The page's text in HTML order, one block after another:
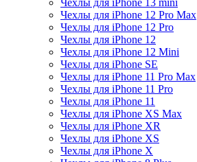
Чехлы для iPhone 13 mini
Чехлы для iPhone 12 Pro Max
Чехлы для iPhone 12 Pro
Чехлы для iPhone 12
Чехлы для iPhone 12 Mini
Чехлы для iPhone SE
Чехлы для iPhone 11 Pro Max
Чехлы для iPhone 11 Pro
Чехлы для iPhone 11
Чехлы для iPhone XS Max
Чехлы для iPhone XR
Чехлы для iPhone XS
Чехлы для iPhone X